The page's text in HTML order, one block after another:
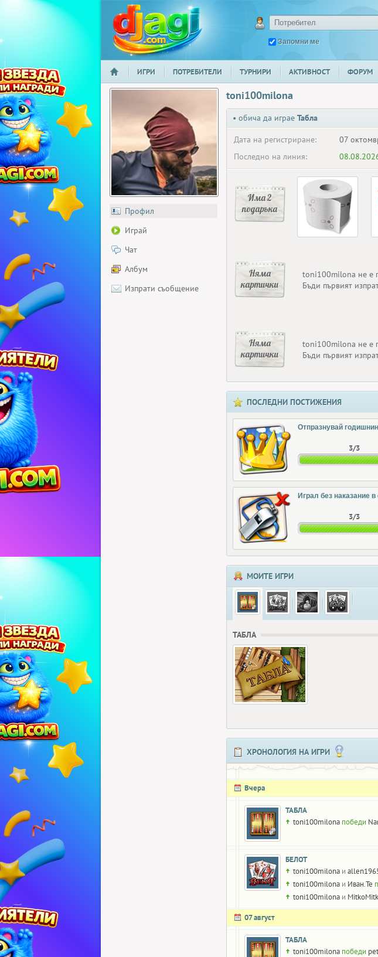
djagi.com
Запомни ме
НАЧАЛО
ИГРИ ПОТРЕБИТЕЛИ ТУРНИРИ АКТИВНОСТ ФОРУМ
Профил
Играй
Чат
Албум
Изпрати съобщение
toni100milona
• обича да играе Табла
Дата на регистриране:
07
Последно на линия:
Има 2
подаръка
Няма
картички
toni100milona не е
Бъди първият
Няма
картички
toni100milona не е
Бъди първият
ПОСЛЕДНИ ПОСТИЖЕНИЯ
Отпразнувай
3/3
Играл без наказание в
3/3
МОИТЕ ИГРИ
ТАБЛА
ХРОНОЛОГИЯ НА ИГРИ
Вчера
ТАБЛА
toni100milona победи
БЕЛОТ
toni100milona и
toni100milona и Иван.Те
toni100milona и
07 август
ТАБЛА
toni100milona победи